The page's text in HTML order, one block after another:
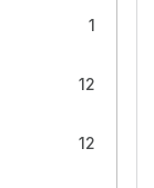
1
12
12